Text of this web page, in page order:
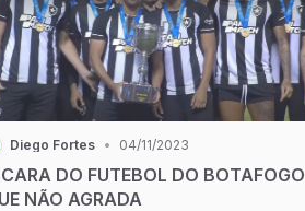
Diego Fortes • 04/11/2023
DO FUTEBOL DO BOTAFOGO
NÃO AGRADA